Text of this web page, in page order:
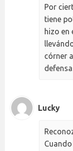
Por
tiene
hizo en
córner
Lucky